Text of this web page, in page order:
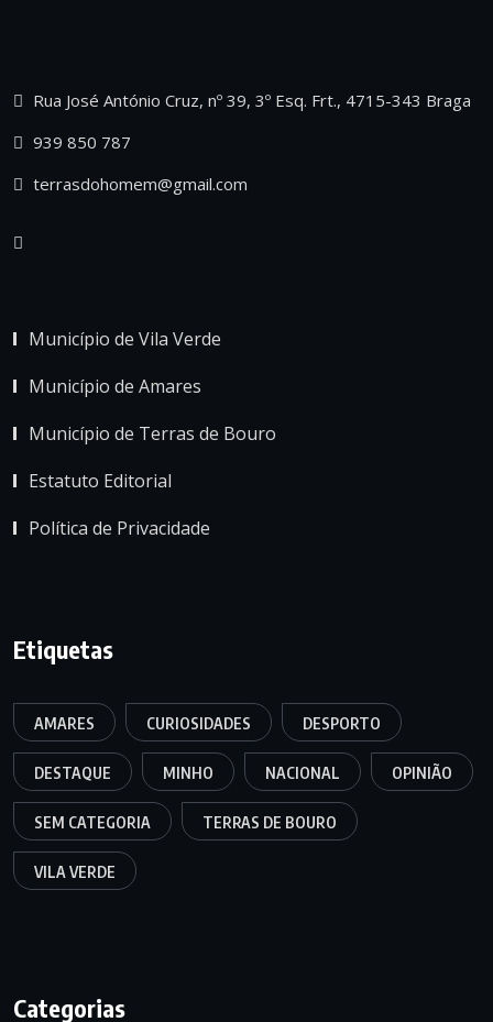
Rua José António Cruz, nº 39, 3º Esq. Frt., 4715-343 Braga
939 850 787
terrasdohomem@gmail.com
Município de Vila Verde
Município de Amares
Município de Terras de Bouro
Estatuto Editorial
Política de Privacidade
Etiquetas
AMARES CURIOSIDADES DESPORTO
DESTAQUE MINHO NACIONAL OPINIÃO
SEM CATEGORIA TERRAS DE BOURO
VILA VERDE
Categorias